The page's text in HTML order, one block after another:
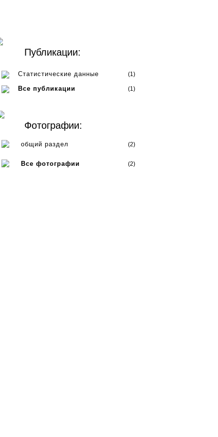
Публикации:
Статистические данные (1)
Все публикации (1)
Фотографии:
общий раздел (2)
Все фотографии (2)